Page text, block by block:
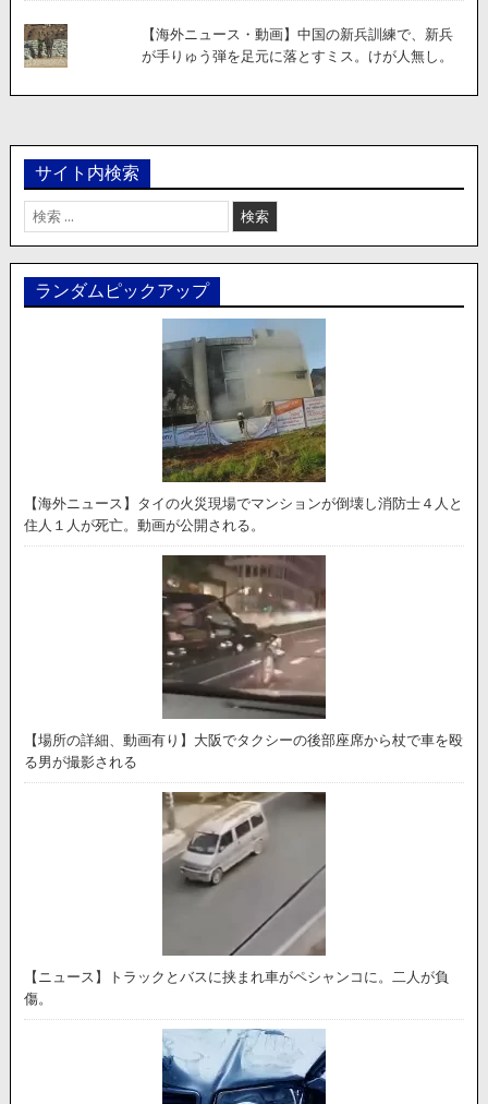
【海外ニュース・動画】中国の新兵訓練で、新兵
が手りゅう弾を足元に落とすミス。けが人無し。
サイト内検索
検
索:
ランダムピックアップ
【海外ニュース】タイの火災現場でマンションが倒壊し消防士４人と
住人１人が死亡。動画が公開される。
【場所の詳細、動画有り】大阪でタクシーの後部座席から杖で車を殴
る男が撮影される
【ニュース】トラックとバスに挟まれ車がペシャンコに。二人が負
傷。